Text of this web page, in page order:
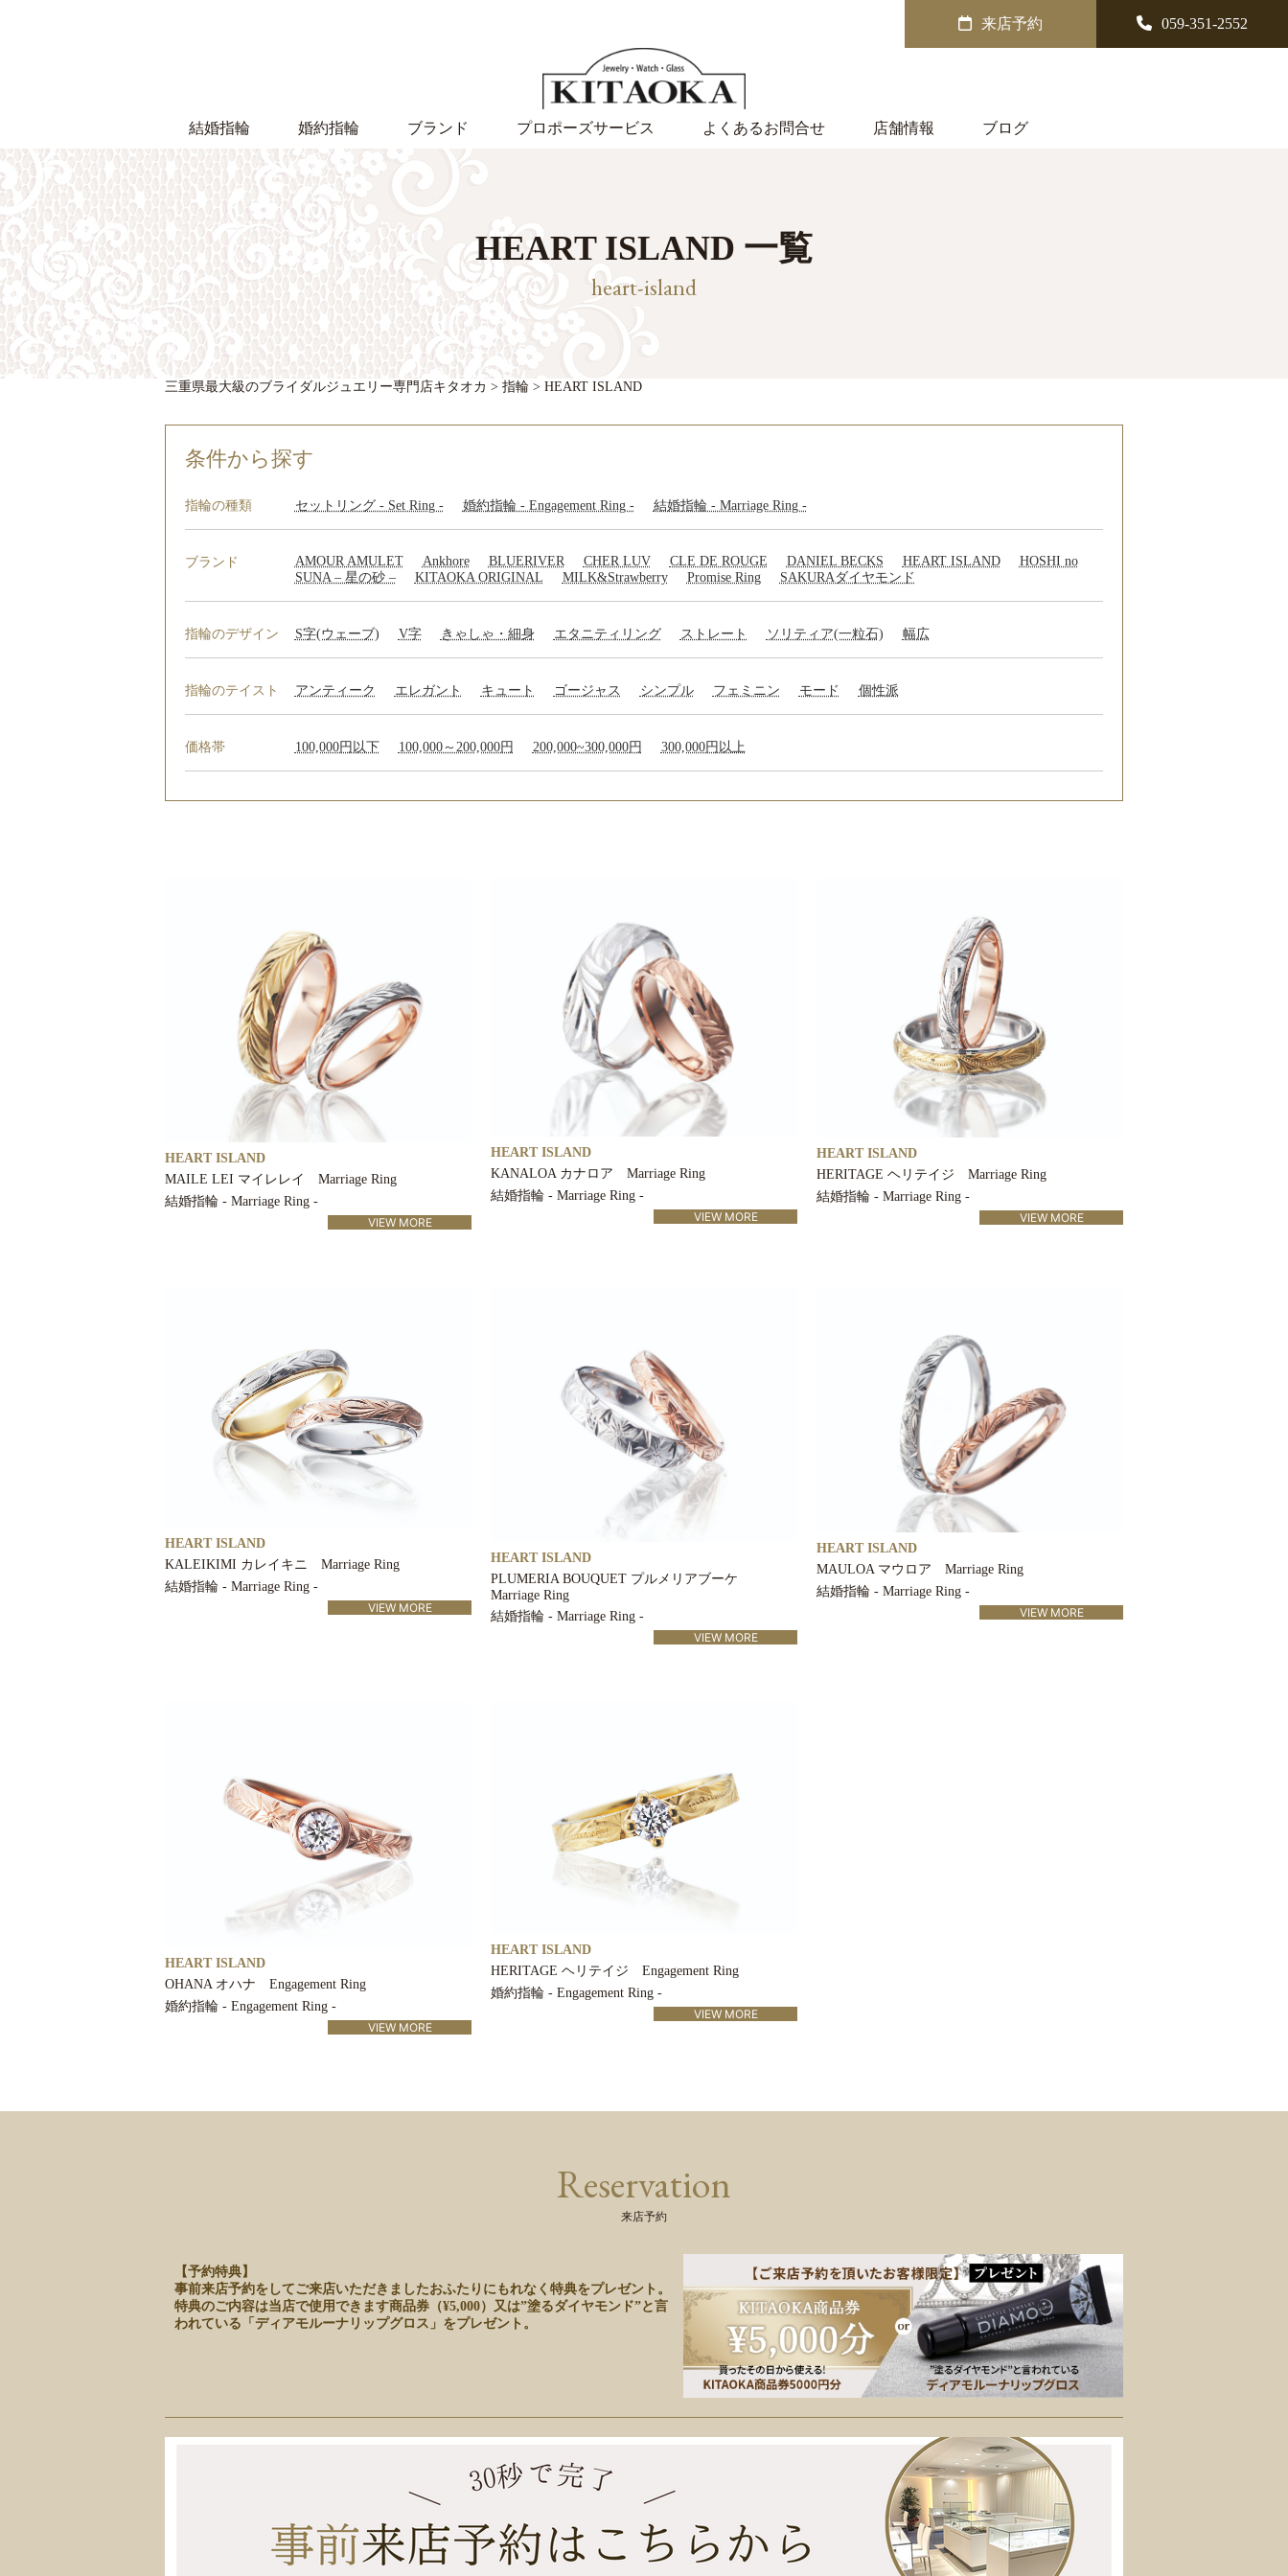
来店予約 059-351-2552
結婚指輪 婚約指輪 ブランド プロポーズサービス よくあるお問合せ 店舗情報 ブログ
HEART ISLAND 一覧
heart-island
三重県最大級のブライダルジュエリー専門店キタオカ > 指輪 > HEART ISLAND
条件から探す
指輪の種類 セットリング - Set Ring - 婚約指輪 - Engagement Ring - 結婚指輪 - Marriage Ring -
ブランド AMOUR AMULET Ankhore BLUERIVER CHER LUV CLE DE ROUGE DANIEL BECKS HEART ISLAND
HOSHI no
SUNA – 星の砂 –
KITAOKA ORIGINAL MILK&Strawberry Promise Ring SAKURAダイヤモンド
指輪のデザイン S字(ウェーブ) V字 きゃしゃ・細身 エタニティリング ストレート ソリティア(一粒石) 幅広
指輪のテイスト アンティーク エレガント キュート ゴージャス シンプル フェミニン モード 個性派
価格帯 100,000円以下 100,000～200,000円 200,000~300,000円 300,000円以上
HEART ISLAND
MAILE LEI マイレレイ Marriage Ring
結婚指輪 - Marriage Ring -
VIEW MORE
HEART ISLAND
KANALOA カナロア Marriage Ring
結婚指輪 - Marriage Ring -
VIEW MORE
HEART ISLAND
HERITAGE ヘリテイジ Marriage Ring
結婚指輪 - Marriage Ring -
VIEW MORE
HEART ISLAND
KALEIKIMI カレイキニ Marriage Ring
結婚指輪 - Marriage Ring -
VIEW MORE
HEART ISLAND
PLUMERIA BOUQUET プルメリアブーケ
Marriage Ring
結婚指輪 - Marriage Ring -
VIEW MORE
HEART ISLAND
MAULOA マウロア Marriage Ring
結婚指輪 - Marriage Ring -
VIEW MORE
HEART ISLAND
OHANA オハナ Engagement Ring
婚約指輪 - Engagement Ring -
VIEW MORE
HEART ISLAND
HERITAGE ヘリテイジ Engagement Ring
婚約指輪 - Engagement Ring -
VIEW MORE
Reservation
来店予約
【予約特典】
事前来店予約をしてご来店いただきましたおふたりにもれなく特典をプレゼント。
特典のご内容は当店で使用できます商品券（¥5,000）又は”塗るダイヤモンド”と言
われている「ディアモルーナリップグロス」をプレゼント。